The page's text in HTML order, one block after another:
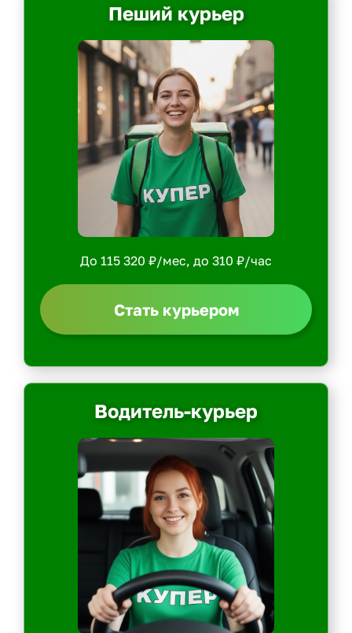
Пеший курьер
До 115 320 ₽/мес, до 310 ₽/час
Стать курьером
Водитель-курьер